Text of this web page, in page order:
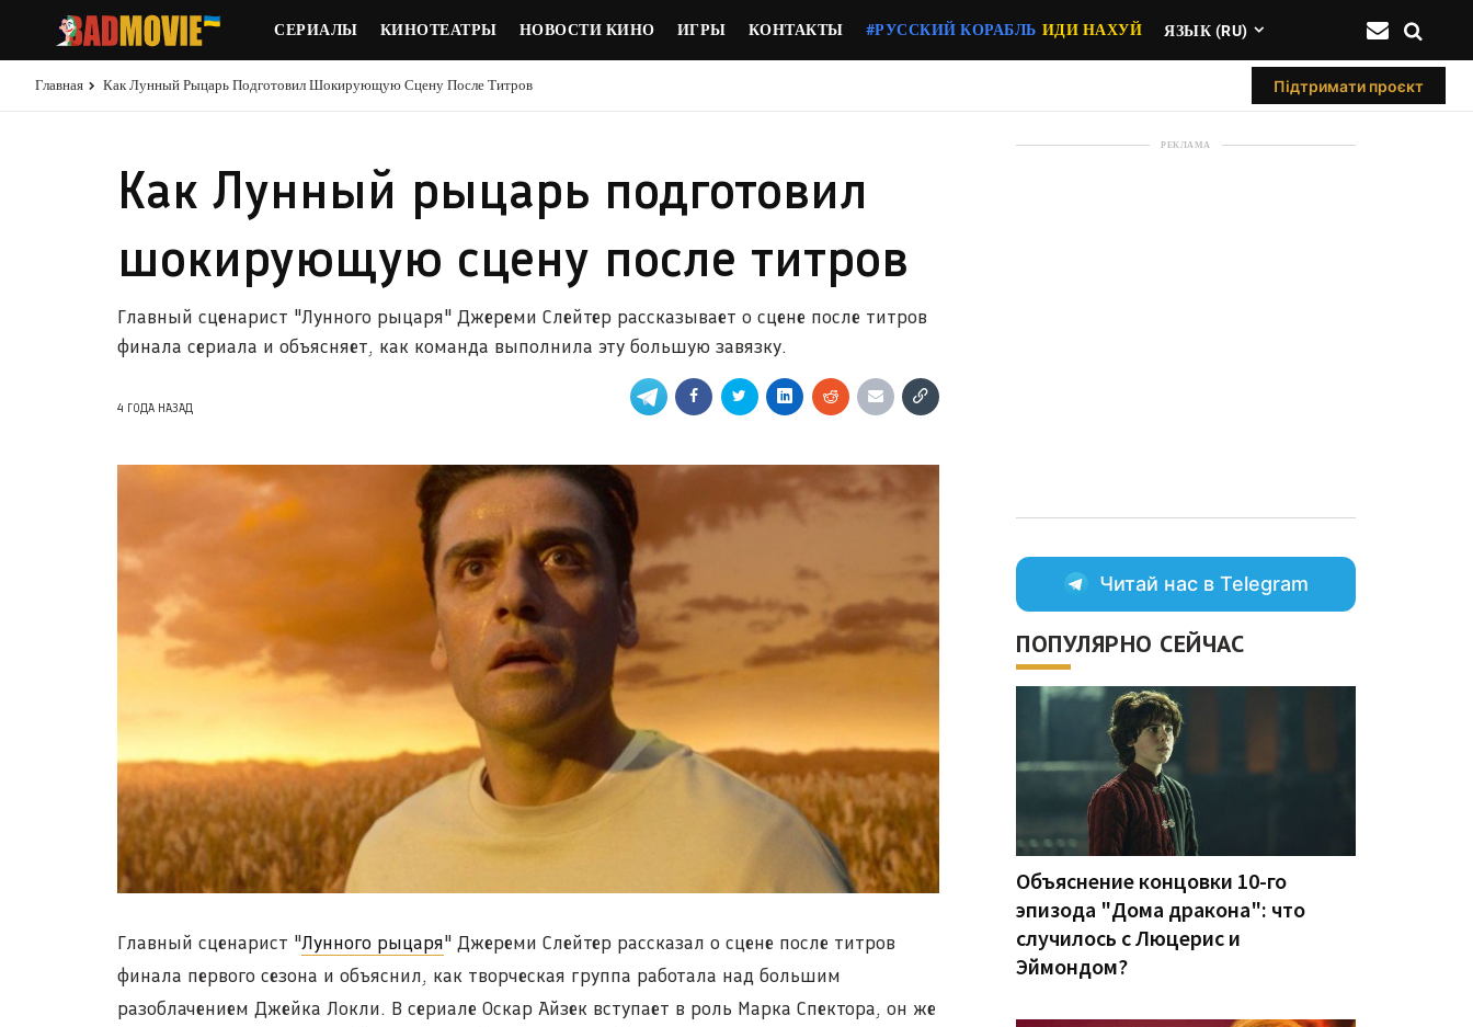
СЕРИАЛЫ КИНОТЕАТРЫ НОВОСТИ КИНО ИГРЫ КОНТАКТЫ #РУССКИЙ КОРАБЛЬ ИДИ НАХУЙ ЯЗЫК (RU)
Підтримати проєкт
Главная Как Лунный Рыцарь Подготовил Шокирующую Сцену После Титров
Как Лунный рыцарь подготовил
шокирующую сцену после титров
Главный сценарист "Лунного рыцаря" Джереми Слейтер рассказывает о сцене после титров
финала сериала и объясняет, как команда выполнила эту большую завязку.
4 ГОДА НАЗАД
Главный сценарист "Лунного рыцаря" Джереми Слейтер рассказал о сцене после титров
финала первого сезона и объяснил, как творческая группа работала над большим
разоблачением Джейка Локли. В сериале Оскар Айзек вступает в роль Марка Спектора, он же
РЕКЛАМА
Читай нас в Telegram
ПОПУЛЯРНО СЕЙЧАС
Объяснение концовки 10-го
эпизода "Дома дракона": что
случилось с Люцерис и
Эймондом?